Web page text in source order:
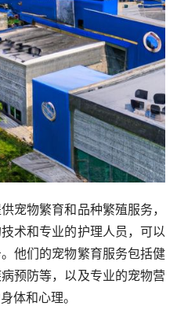
宠物繁育和品种繁殖服务，
术和专业的护理人员，可以
他们的宠物繁育服务包括健
预防等，以及专业的宠物营
体和心理。